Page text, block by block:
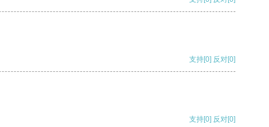
支持[0] 反对[0]
支持[0] 反对[0]